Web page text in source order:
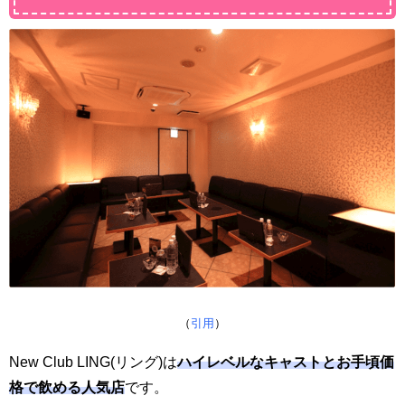
（ 引用 ）
New Club LING(リング)はハイレベルなキャストとお手頃価
格で飲める人気店です。